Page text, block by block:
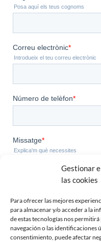
Gestionar
las cookies
Para ofrecer las mejores
para almacenar y/o acceder a la
de estas tecnologías nos
navegación o las identificaciones
consentimiento, puede afectar